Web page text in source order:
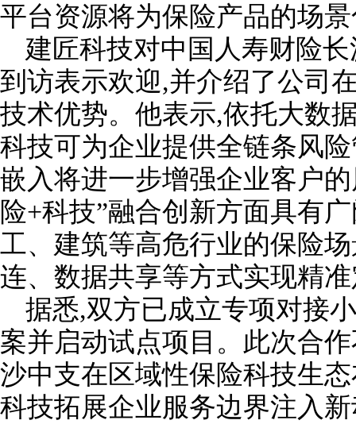
平台资源将为保险产品的场
建匠科技对中国人寿财险
到访表示欢迎,并介绍了公司
技术优势。他表示,依托大数
科技可为企业提供全链条风
嵌入将进一步增强企业客户
险+科技”融合创新方面具有
工、建筑等高危行业的保险
连、数据共享等方式实现精
据悉,双方已成立专项对接
案并启动试点项目。此次合
沙中支在区域性保险科技生
科技拓展企业服务边界注入